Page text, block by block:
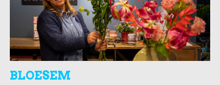
BLOESEM